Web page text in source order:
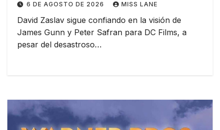
6 DE AGOSTO DE 2026 MISS LANE
David Zaslav sigue confiando en la visión de
James Gunn y Peter Safran para DC Films, a
pesar del desastroso…